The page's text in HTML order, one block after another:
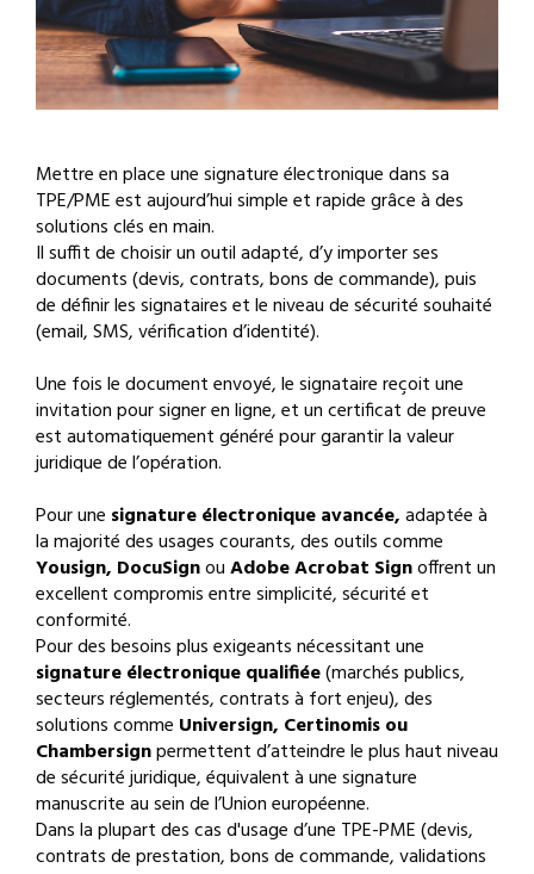
Mettre en place une signature électronique dans sa
TPE/PME est aujourd’hui simple et rapide grâce à des
solutions clés en main.
Il suffit de choisir un outil adapté, d’y importer ses
documents (devis, contrats, bons de commande), puis
de définir les signataires et le niveau de sécurité souhaité
(email, SMS, vérification d’identité).
Une fois le document envoyé, le signataire reçoit une
invitation pour signer en ligne, et un certificat de preuve
est automatiquement généré pour garantir la valeur
juridique de l’opération.
Pour une signature électronique avancée,adaptée à
la majorité des usages courants, des outils comme
Yousign, DocuSignouAdobe Acrobat Signoffrent un
excellent compromis entre simplicité, sécurité et
conformité.
Pour des besoins plus exigeants nécessitant une
signature électronique qualifiée(marchés publics,
secteurs réglementés, contrats à fort enjeu), des
solutions comme Universign, Certinomis ou
Chambersignpermettent d’atteindre le plus haut niveau
de sécurité juridique, équivalent à une signature
manuscrite au sein de l’Union européenne.
Dans la plupart des cas d'usage d’une TPE-PME (devis,
contrats de prestation, bons de commande, validations